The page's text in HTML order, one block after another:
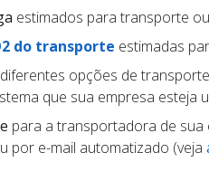
estimados para transporte
do transporte estimadas
opções de
que sua empresa esteja
para a transportadora de sua
por e-mail automatizado (veja